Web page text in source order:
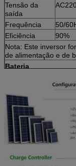
Tensão da
saída
Frequência
50/
Eficiência
90%
Nota: Este inversor
de alimentação e de
Bateria
5 a 6
Garantia
Cremalheira do
painel solar
tipo
tipos